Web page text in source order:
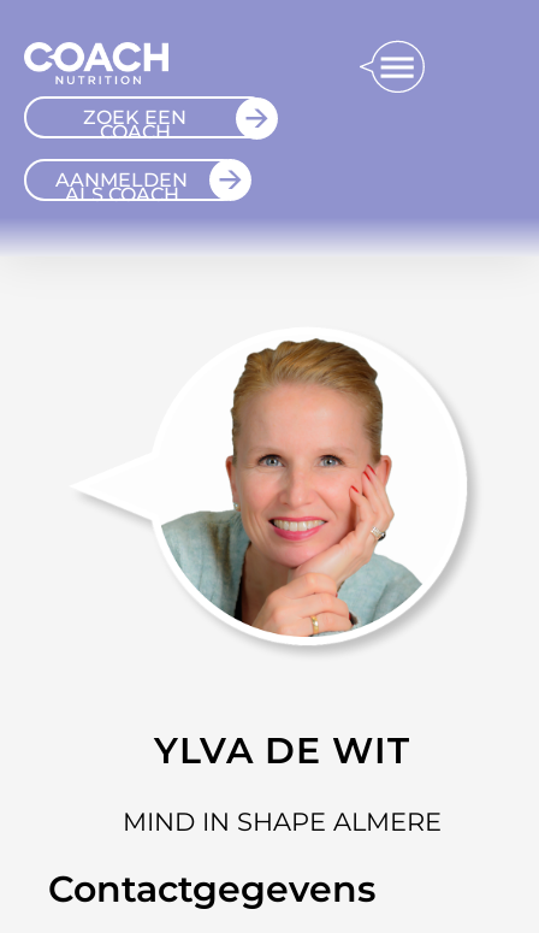
ZOEK EEN
COACH
AANMELDEN
ALS COACH
YLVA DE WIT
MIND IN SHAPE ALMERE
Contactgegevens